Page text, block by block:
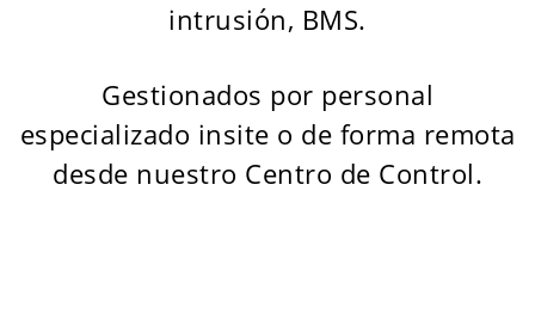
intrusión, BMS.
Gestionados por personal
especializado insite o de forma remota
desde nuestro Centro de Control.